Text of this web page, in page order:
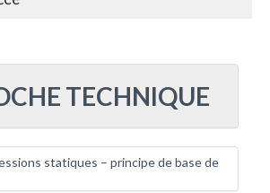
TECHNIQUE
statiques – principe de base de